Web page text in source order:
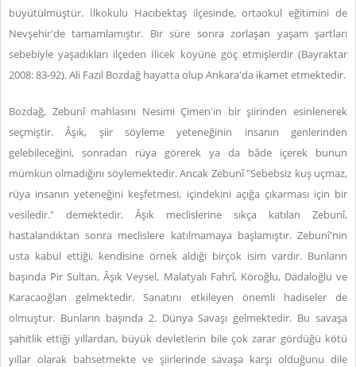
büyütülmüştür. İlkokulu Hacıbektaş ilçesinde, ortaokul eğitimini de
Nevşehir'de tamamlamıştır. Bir süre sonra zorlaşan yaşam şartları
sebebiyle yaşadıkları ilçeden İlicek köyüne göç etmişlerdir (Bayraktar
2008: 83-92). Ali Fazıl Bozdağ hayatta olup Ankara'da ikamet etmektedir.
Bozdağ, Zebunî mahlasını Nesimi Çimen'in bir şiirinden esinlenerek
seçmiştir. Âşık, şiir söyleme yeteneğinin insanın genlerinden
gelebileceğini, sonradan rüya görerek ya da bâde içerek bunun
mümkün olmadığını söylemektedir. Ancak Zebunî "Sebebsiz kuş uçmaz,
rüya insanın yeteneğini keşfetmesi, içindekini açığa çıkarması için bir
vesiledir." demektedir.
Âşık meclislerine sıkça katılan Zebunî,
hastalandıktan sonra meclislere katılmamaya başlamıştır. Zebunî'nin
usta kabul ettiği, kendisine örnek aldığı birçok isim vardır. Bunların
başında Pir Sultan, Âşık Veysel, Malatyalı Fahrî, Köroğlu, Dadaloğlu ve
Karacaoğlan gelmektedir. Sanatını etkileyen önemli hadiseler de
olmuştur. Bunların başında 2. Dünya Savaşı gelmektedir. Bu savaşa
şahitlik ettiği yıllardan, büyük devletlerin bile çok zarar gördüğü kötü
yıllar olarak bahsetmekte ve şiirlerinde savaşa karşı olduğunu dile